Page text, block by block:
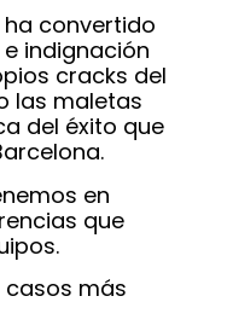
ha convertido
indignación
cracks del
las maletas
del éxito que
en
que
casos más